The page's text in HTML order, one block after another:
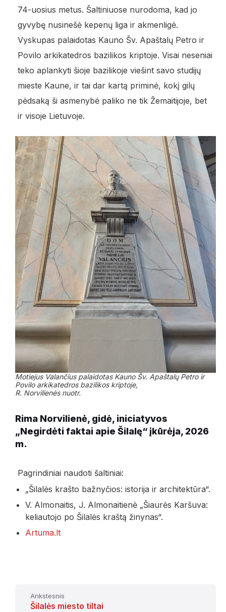
74-uosius metus. Šaltiniuose nurodoma, kad jo
gyvybę nusinešė kepenų liga ir akmenligė.
Vyskupas palaidotas Kauno Šv. Apaštalų Petro ir
Povilo arkikatedros bazilikos kriptoje. Visai neseniai
teko aplankyti šioje bazilikoje viešint savo studijų
mieste Kaune, ir tai dar kartą priminė, kokį gilų
pėdsaką ši asmenybė paliko ne tik Žemaitijoje, bet
ir visoje Lietuvoje.
Motiejus Valančius palaidotas Kauno Šv. Apaštalų Petro ir
Povilo arkikatedros bazilikos kriptoje,
R. Norvilienės nuotr.
Rima Norvilienė, gidė, iniciatyvos
„Negirdėti faktai apie Šilalę“ įkūrėja, 2026
m.
Pagrindiniai naudoti šaltiniai:
„Šilalės krašto bažnyčios: istorija ir architektūra“.
V. Almonaitis, J. Almonaitienė „Šiaurės Karšuva:
keliautojo po Šilalės kraštą žinynas“.
Artuma.lt
Ankstesnis
Šilalės miesto tiltai